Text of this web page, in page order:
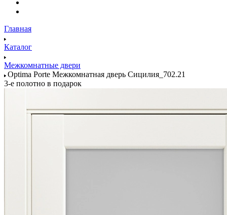
Главная
Каталог
Межкомнатные двери
Optima Porte Межкомнатная дверь Сицилия_702.21
3-е полотно в подарок